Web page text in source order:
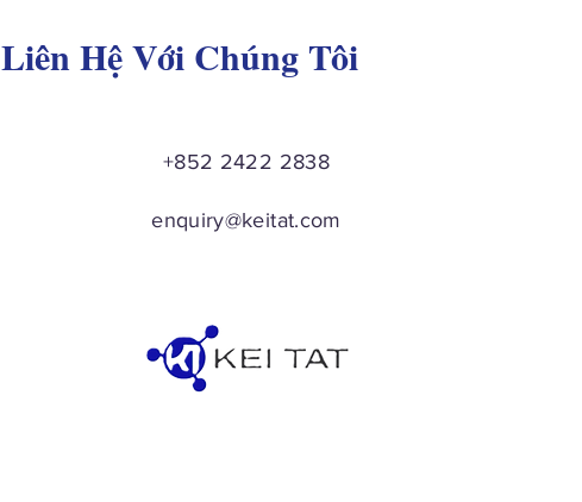
Liên Hệ Với Chúng Tôi
+852 2422 2838
enquiry@keitat.com